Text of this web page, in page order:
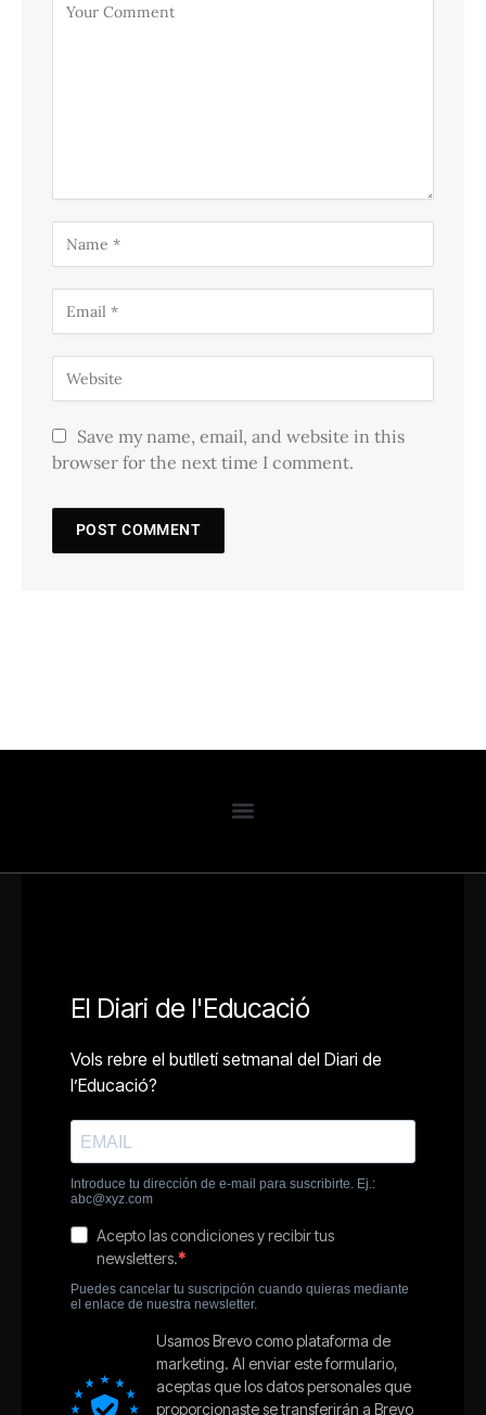
Save my name, email, and website in this
browser for the next time I comment.